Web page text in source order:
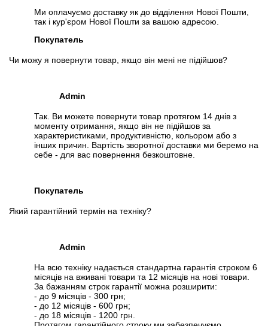
Ми оплачуємо доставку як до відділення Нової Пошти,
так і кур'єром Нової Пошти за вашою адресою.
Покупатель
Чи можу я повернути товар, якщо він мені не підійшов?
Admin
Так. Ви можете повернути товар протягом 14 днів з
моменту отримання, якщо він не підійшов за
характеристиками, продуктивністю, кольором або з
інших причин. Вартість зворотної доставки ми беремо на
себе - для вас повернення безкоштовне.
Покупатель
Який гарантійний термін на техніку?
Admin
На всю техніку надається стандартна гарантія строком 6
місяців на вживані товари та 12 місяців на нові товари.
За бажанням строк гарантії можна розширити:
- до 9 місяців - 300 грн;
- до 12 місяців - 600 грн;
- до 18 місяців - 1200 грн.